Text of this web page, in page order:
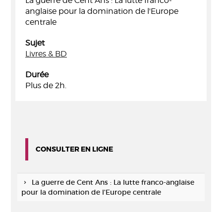
anglaise pour la domination de l'Europe
centrale
Sujet
Livres & BD
Durée
Plus de 2h.
CONSULTER EN LIGNE
La guerre de Cent Ans : La lutte franco-anglaise
pour la domination de l'Europe centrale